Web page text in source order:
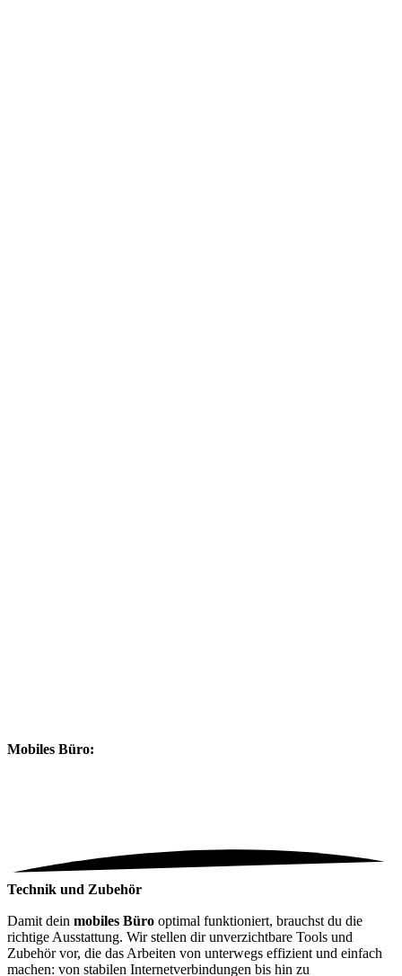
Mobiles Büro:
Technik und Zubehör
Damit dein mobiles Büro optimal funktioniert, brauchst du die
richtige Ausstattung. Wir stellen dir unverzichtbare Tools und
Zubehör vor, die das Arbeiten von unterwegs effizient und einfach
machen: von stabilen Internetverbindungen bis hin zu